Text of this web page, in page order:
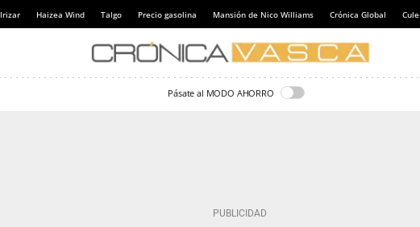
Irizar Haizea Wind Talgo Precio gasolina Mansión de Nico Williams Crónica Global
Pásate al MODO AHORRO